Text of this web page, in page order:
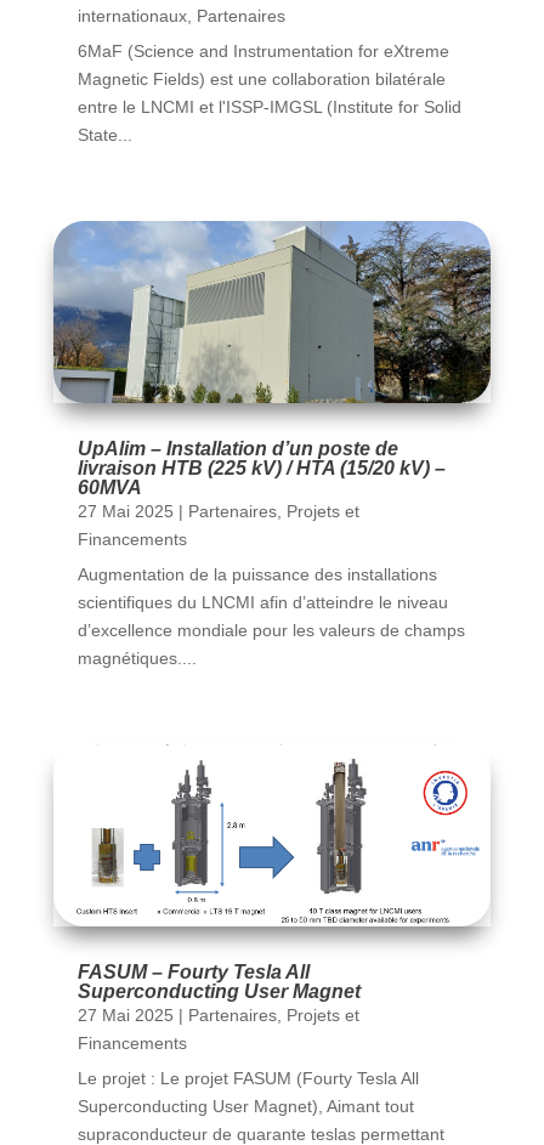
internationaux, Partenaires
6MaF (Science and Instrumentation for eXtreme
Magnetic Fields) est une collaboration bilatérale
entre le LNCMI et l'ISSP-IMGSL (Institute for Solid
State...
UpAlim – Installation d’un poste de
livraison HTB (225 kV) / HTA (15/20 kV) –
60MVA
27 Mai 2025 | Partenaires, Projets et
Financements
Augmentation de la puissance des installations
scientifiques du LNCMI afin d’atteindre le niveau
d’excellence mondiale pour les valeurs de champs
magnétiques....
FASUM – Fourty Tesla All
Superconducting User Magnet
27 Mai 2025 | Partenaires, Projets et
Financements
Le projet : Le projet FASUM (Fourty Tesla All
Superconducting User Magnet), Aimant tout
supraconducteur de quarante teslas permettant